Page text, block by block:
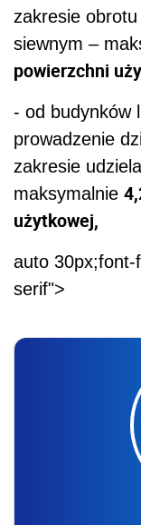
zakresie
siewnym –
powierzchni
- od budynków
prowadzenie
zakresie
maksymalnie
użytkowej,
auto 30px;font-
serif">